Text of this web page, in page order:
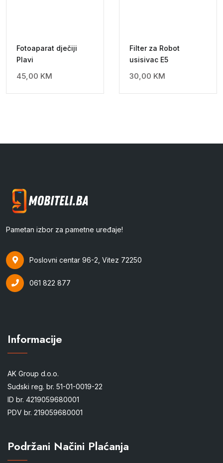
Fotoaparat dječiji
Plavi
45,00 KM
Filter za Robot
usisivac E5
30,00 KM
Pametan izbor za pametne uređaje!
Poslovni centar 96-2, Vitez 72250
061 822 877
Informacije
AK Group d.o.o.
Sudski reg. br. 51-01-0019-22
ID br. 4219059680001
PDV br. 219059680001
Podržani Načini Plaćanja